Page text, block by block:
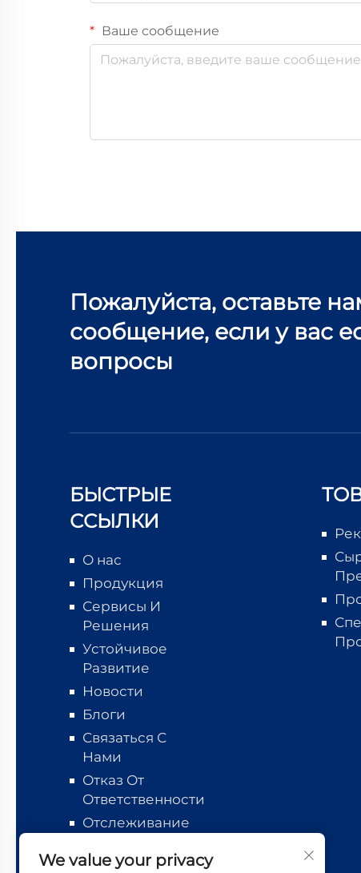
Ваше сообщение
Пожалуйста, оставьте
сообщение, если у вас
вопросы
БЫСТРЫЕ
ССЫЛКИ
О нас
Продукция
Сервисы И
Решения
Устойчивое
Развитие
Новости
Блоги
Связаться С
Нами
Отказ От
Ответственности
Отслеживание
We value your privacy